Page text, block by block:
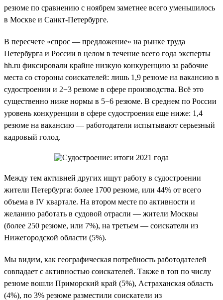
резюме по сравнению с ноябрем заметнее всего уменьшилось
в Москве и Санкт-Петербурге.
В пересчете «спрос — предложение» на рынке труда
Петербурга и России в целом в течение всего года эксперты
hh.ru фиксировали крайне низкую конкуренцию за рабочие
места со стороны соискателей: лишь 1,9 резюме на вакансию в
судостроении и 2−3 резюме в сфере производства. Всё это
существенно ниже нормы в 5−6 резюме. В среднем по России
уровень конкуренции в сфере судостроения еще ниже: 1,4
резюме на вакансию — работодатели испытывают серьезный
кадровый голод.
Между тем активней других ищут работу в судостроении
жители Петербурга: более 1700 резюме, или 44% от всего
объема в IV квартале. На втором месте по активности и
желанию работать в судовой отрасли — жители Москвы
(более 250 резюме, или 7%), на третьем — соискатели из
Нижегородской области (5%).
Мы видим, как географическая потребность работодателей
совпадает с активностью соискателей. Также в топ по числу
резюме вошли Приморский край (5%), Астраханская область
(4%), по 3% резюме разместили соискатели из